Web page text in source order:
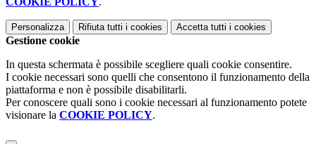
Personalizza Rifiuta tutti i cookies Accetta tutti i cookies
Gestione cookie
In questa schermata è possibile scegliere quali cookie consentire.
I cookie necessari sono quelli che consentono il funzionamento della
piattaforma e non è possibile disabilitarli.
Per conoscere quali sono i cookie necessari al funzionamento potete
visionare la COOKIE POLICY.